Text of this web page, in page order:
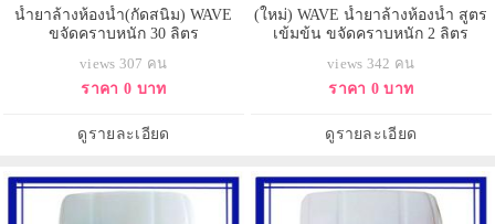
น้ำยาล้างห้องน้ำ(กัดสนิม) WAVE
ขจัดคราบหนัก 30 ลิตร
views 307 คน
ราคา 0 บาท
ดูรายละเอียด
(ใหม่) WAVE น้ำยาล้างห้องน้ำ สูตร
เข้มข้น ขจัดคราบหนัก 2 ลิตร
views 342 คน
ราคา 0 บาท
ดูรายละเอียด